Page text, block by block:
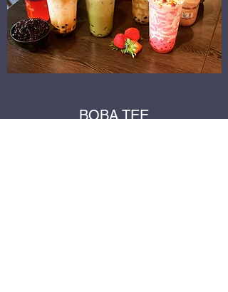
BOBA TEE